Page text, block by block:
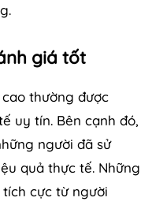
giá tốt
thường được
uy tín. Bên cạnh đó,
người đã sử
quả thực tế. Những
cực từ người